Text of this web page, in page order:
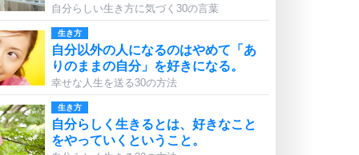
自分らしい生き方に気づく30の言葉
生き方
自分以外の人になるのはやめて「あ
りのままの自分」を好きになる。
幸せな人生を送る30の方法
生き方
自分らしく生きるとは、好きなこと
をやっていくということ。